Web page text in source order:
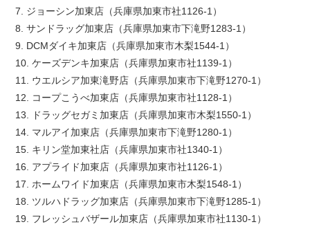
7. ジョーシン加東店（兵庫県加東市社1126-1）
8. サンドラッグ加東店（兵庫県加東市下滝野1283-1）
9. DCMダイキ加東店（兵庫県加東市木梨1544-1）
10. ケーズデンキ加東店（兵庫県加東市社1139-1）
11. ウエルシア加東滝野店（兵庫県加東市下滝野1270-1）
12. コープこうべ加東店（兵庫県加東市社1128-1）
13. ドラッグセガミ加東店（兵庫県加東市木梨1550-1）
14. マルアイ加東店（兵庫県加東市下滝野1280-1）
15. キリン堂加東社店（兵庫県加東市社1340-1）
16. アプライド加東店（兵庫県加東市社1126-1）
17. ホームワイド加東店（兵庫県加東市木梨1548-1）
18. ツルハドラッグ加東店（兵庫県加東市下滝野1285-1）
19. フレッシュバザール加東店（兵庫県加東市社1130-1）